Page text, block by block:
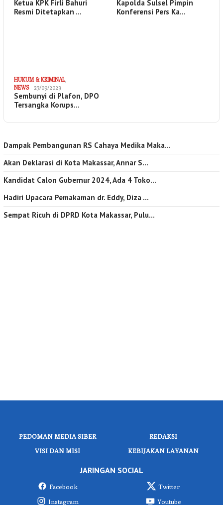
Ketua KPK Firli Bahuri
Resmi Ditetapkan …
Kapolda Sulsel Pimpin
Konferensi Pers Ka…
HUKUM & KRIMINAL
NEWS
23/09/2023
Sembunyi di Plafon, DPO
Tersangka Korups…
Dampak Pembangunan RS Cahaya Medika Maka…
Akan Deklarasi di Kota Makassar, Annar S…
Kandidat Calon Gubernur 2024, Ada 4 Toko…
Hadiri Upacara Pemakaman dr. Eddy, Diza …
Sempat Ricuh di DPRD Kota Makassar, Pulu…
PEDOMAN MEDIA SIBER
REDAKSI
VISI DAN MISI
KEBIJAKAN LAYANAN
JARINGAN SOCIAL
Facebook
Twitter
Instagram
Youtube